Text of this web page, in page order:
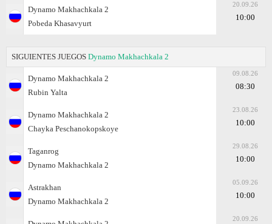
Dynamo Makhachkala 2
Pobeda Khasavyurt
20.09.26
10:00
SIGUIENTES JUEGOS Dynamo Makhachkala 2
Dynamo Makhachkala 2
Rubin Yalta
09.08.26
08:30
Dynamo Makhachkala 2
Chayka Peschanokopskoye
23.08.26
10:00
Taganrog
Dynamo Makhachkala 2
29.08.26
10:00
Astrakhan
Dynamo Makhachkala 2
05.09.26
10:00
20.09.26